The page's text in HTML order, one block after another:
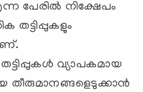
പേരില് നിക്ഷേപം
തട്ടിപ്പുകളും
വ്യാപകമായ
തീരുമാനങ്ങളെടുക്കാന്